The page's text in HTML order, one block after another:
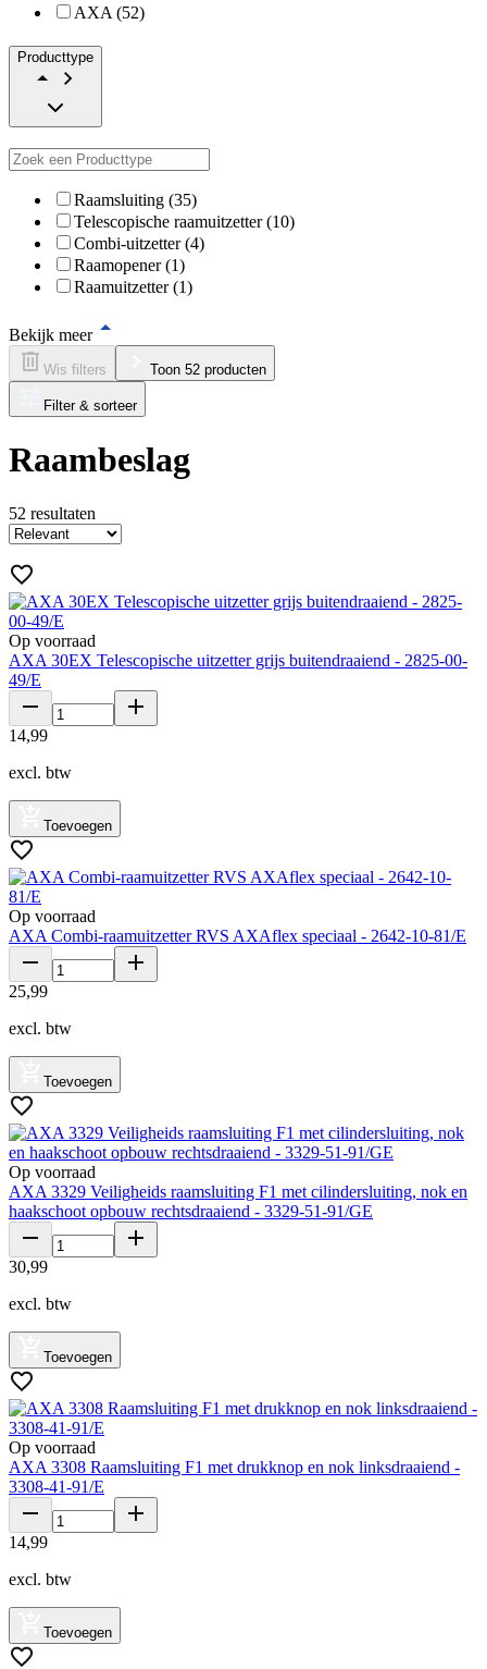
AXA (52)
Producttype
Raamsluiting (35)
Telescopische raamuitzetter (10)
Combi-uitzetter (4)
Raamopener (1)
Raamuitzetter (1)
Bekijk meer
Wis filters Toon 52 producten
Filter & sorteer
Raambeslag
52 resultaten
Op voorraad
AXA 30EX Telescopische uitzetter grijs buitendraaiend - 2825-00-
49/E
14,99
excl. btw
Toevoegen
Op voorraad
AXA Combi-raamuitzetter RVS AXAflex speciaal - 2642-10-81/E
25,99
excl. btw
Toevoegen
Op voorraad
AXA 3329 Veiligheids raamsluiting F1 met cilindersluiting, nok en
haakschoot opbouw rechtsdraaiend - 3329-51-91/GE
30,99
excl. btw
Toevoegen
Op voorraad
AXA 3308 Raamsluiting F1 met drukknop en nok linksdraaiend -
3308-41-91/E
14,99
excl. btw
Toevoegen